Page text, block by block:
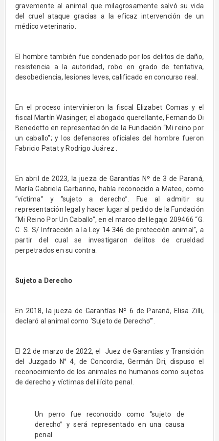
gravemente al animal que milagrosamente salvó su vida
del cruel ataque gracias a la eficaz intervención de un
médico veterinario.
El hombre también fue condenado por los delitos de daño,
resistencia a la autoridad, robo en grado de tentativa,
desobediencia, lesiones leves, calificado en concurso real.
En el proceso intervinieron la fiscal Elizabet Comas y el
fiscal Martín Wasinger; el abogado querellante, Fernando Di
Benedetto en representación de la Fundación “Mi reino por
un caballo”; y los defensores oficiales del hombre fueron
Fabricio Patat y Rodrigo Juárez .
En abril de 2023, la jueza de Garantías Nº de 3 de Paraná,
María Gabriela Garbarino, había reconocido a Mateo, como
“víctima” y “sujeto a derecho”. Fue al admitir su
representación legal y hacer lugar al pedido de la Fundación
“Mi Reino Por Un Caballo”, en el marco del legajo 209466 “G.
C. S. S/ Infracción a la Ley 14.346 de protección animal”, a
partir del cual se investigaron delitos de crueldad
perpetrados en su contra.
Sujeto a Derecho
En 2018, la jueza de Garantías Nº 6 de Paraná, Elisa Zilli,
declaró al animal como ‘Sujeto de Derecho’”.
El 22 de marzo de 2022, el Juez de Garantías y Transición
del Juzgado N° 4, de Concordia, Germán Dri, dispuso el
reconocimiento de los animales no humanos como sujetos
de derecho y víctimas del ilícito penal.
Un perro fue reconocido como “sujeto de
derecho” y será representado en una causa
penal